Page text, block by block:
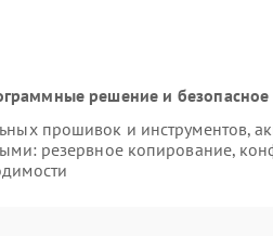
решение и
прошивок и инструментов,
резервное копирование,